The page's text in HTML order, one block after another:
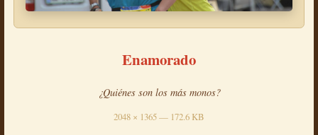
Enamorado
¿Quiénes son los más monos?
2048 × 1365 — 172.6 KB